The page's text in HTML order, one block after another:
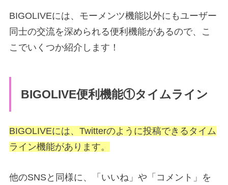
BIGOLIVEには、モーメンツ機能以外にもユーザー
同士の交流を深められる便利機能があるので、こ
こでいくつか紹介します！
BIGOLIVE便利機能①タイムライン
BIGOLIVEには、Twitterのように投稿できるタイム
ライン機能があります。
他のSNSと同様に、「いいね」や「コメント」を